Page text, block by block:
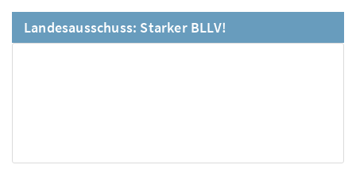
Landesausschuss: Starker BLLV!